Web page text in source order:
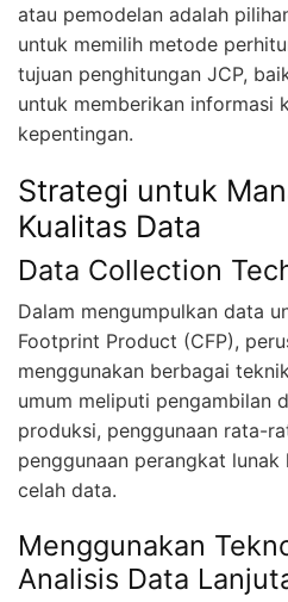
atau pemodelan adalah
untuk memilih metode
tujuan penghitungan JCP,
untuk memberikan informasi
kepentingan.
Strategi untuk
Kualitas Data
Data Collection
Dalam mengumpulkan data
Footprint Product (CFP),
menggunakan berbagai
umum meliputi pengambilan
produksi, penggunaan rata-
penggunaan perangkat lunak
celah data.
Menggunakan
Analisis Data